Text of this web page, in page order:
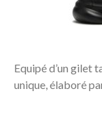
Equipé d’un gilet
unique, élaboré